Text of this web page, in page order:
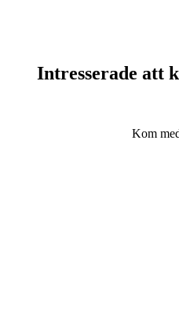
Intresserade att
Kom